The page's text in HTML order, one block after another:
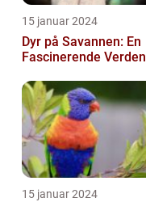
15 januar 2024
Dyr på Savannen: En
Fascinerende Verden
15 januar 2024